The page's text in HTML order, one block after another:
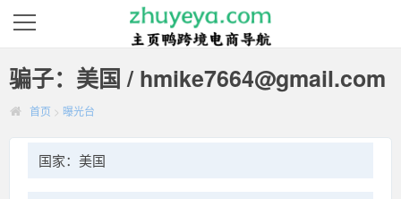
骗子：美国 / hmike7664@gmail.com
首页 > 曝光台
国家：美国